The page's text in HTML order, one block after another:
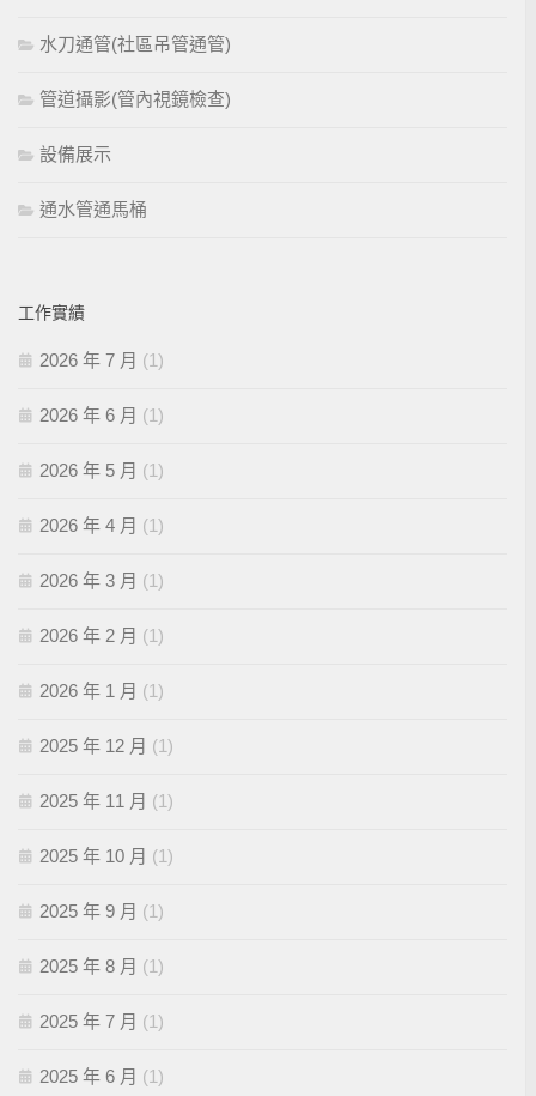
水刀通管(社區吊管通管)
管道攝影(管內視鏡檢查)
設備展示
通水管通馬桶
工作實績
2026 年 7 月 (1)
2026 年 6 月 (1)
2026 年 5 月 (1)
2026 年 4 月 (1)
2026 年 3 月 (1)
2026 年 2 月 (1)
2026 年 1 月 (1)
2025 年 12 月 (1)
2025 年 11 月 (1)
2025 年 10 月 (1)
2025 年 9 月 (1)
2025 年 8 月 (1)
2025 年 7 月 (1)
2025 年 6 月 (1)